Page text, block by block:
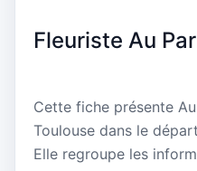
Fleuriste Au
Cette fiche présente
Toulouse dans le
Elle regroupe les